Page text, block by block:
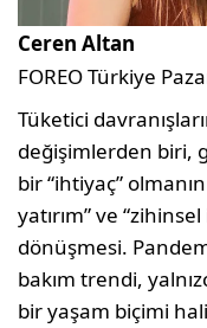
Ceren Altan
FOREO Türkiye
Tüketici
değişimlerden biri,
bir “ihtiyaç”
yatırım” ve
dönüşmesi.
bakım trendi,
bir yaşam biçimi